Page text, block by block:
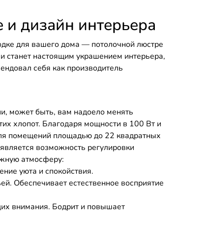
дизайн интерьера
для вашего дома — потолочной люстре
станет настоящим украшением интерьера,
себя как производитель
может быть, вам надоело менять
хлопот. Благодаря мощности в 100 Вт и
помещений площадью до 22 квадратных
возможность регулировки
атмосферу:
уюта и спокойствия.
Обеспечивает естественное восприятие
внимания. Бодрит и повышает